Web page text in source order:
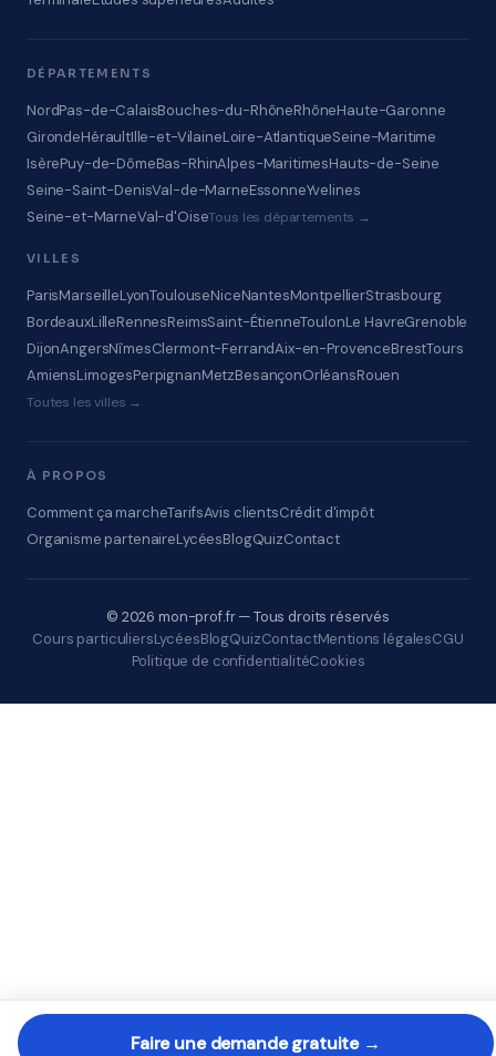
Faire une demande gratuite →
DÉPARTEMENTS
NordPas-de-CalaisBouches-du-RhôneRhôneHaute-Garonne
GirondeHéraultIlle-et-VilaineLoire-AtlantiqueSeine-Maritime
IsèrePuy-de-DômeBas-RhinAlpes-MaritimesHauts-de-Seine
Seine-Saint-DenisVal-de-MarneEssonneYvelines
Seine-et-MarneVal-d'OiseTous les départements →
VILLES
ParisMarseilleLyonToulouseNiceNantesMontpellierStrasbourg
BordeauxLilleRennesReimsSaint-ÉtienneToulonLe HavreGrenoble
DijonAngersNîmesClermont-FerrandAix-en-ProvenceBrestTours
AmiensLimogesPerpignanMetzBesançonOrléansRouen
Toutes les villes →
À PROPOS
Comment ça marcheTarifsAvis clientsCrédit d'impôt
Organisme partenaireLycéesBlogQuizContact
© 2026 mon-prof.fr — Tous droits réservés
Cours particuliersLycéesBlogQuizContactMentions légalesCGU
Politique de confidentialitéCookies